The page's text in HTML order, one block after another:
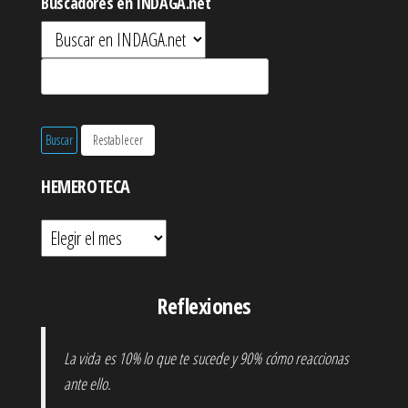
HEMEROTECA
Hemeroteca
Reflexiones
La vida es 10% lo que te sucede y 90% cómo reaccionas
ante ello.